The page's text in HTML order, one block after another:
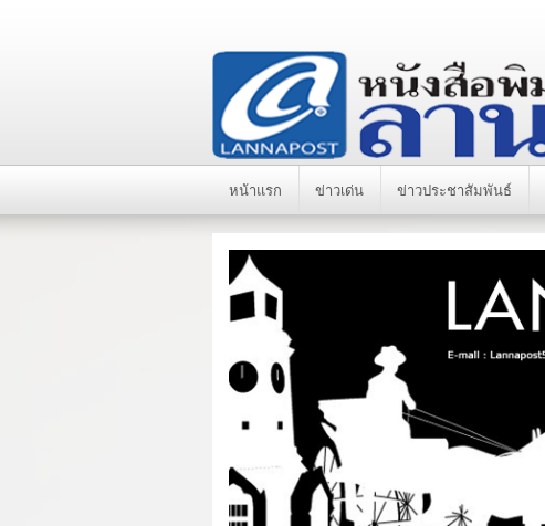
หน้าแรก ข่าวเด่น ข่าวประชาสัมพันธ์